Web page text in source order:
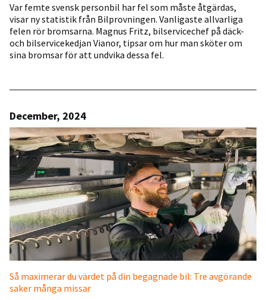
Var femte svensk personbil har fel som måste åtgärdas,
visar ny statistik från Bilprovningen. Vanligaste allvarliga
felen rör bromsarna. Magnus Fritz, bilservicechef på däck-
och bilservicekedjan Vianor, tipsar om hur man sköter om
sina bromsar för att undvika dessa fel.
December, 2024
Så maximerar du värdet på din begagnade bil: Tre avgörande
saker många missar